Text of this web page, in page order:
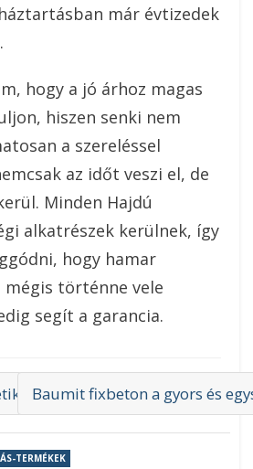
már évtizedek
hogy a jó árhoz magas
hiszen senki nem
a szereléssel
az időt veszi el, de
Minden Hajdú
alkatrészek kerülnek, így
hogy hamar
mégis történne vele
segít a garancia.
fogtömés lámpával
Baumit fixbeton a gyors és
TERMÉKEK